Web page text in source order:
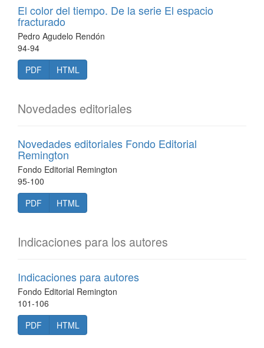
El color del tiempo. De la serie El espacio
fracturado
Pedro Agudelo Rendón
94-94
PDF
HTML
Novedades editoriales
Novedades editoriales Fondo Editorial
Remington
Fondo Editorial Remington
95-100
PDF
HTML
Indicaciones para los autores
Indicaciones para autores
Fondo Editorial Remington
101-106
PDF
HTML